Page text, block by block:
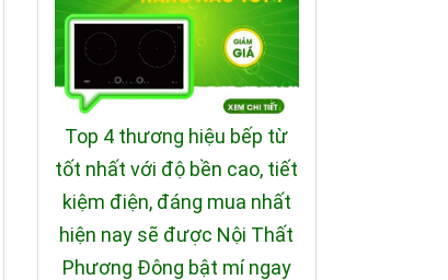
Top 4 thương hiệu bếp từ
tốt nhất với độ bền cao, tiết
kiệm điện, đáng mua nhất
hiện nay sẽ được Nội Thất
Phương Đông bật mí ngay